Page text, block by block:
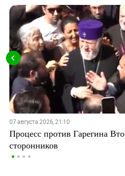
07 августа 2026, 21:10
Процесс против Гарегина
сторонников